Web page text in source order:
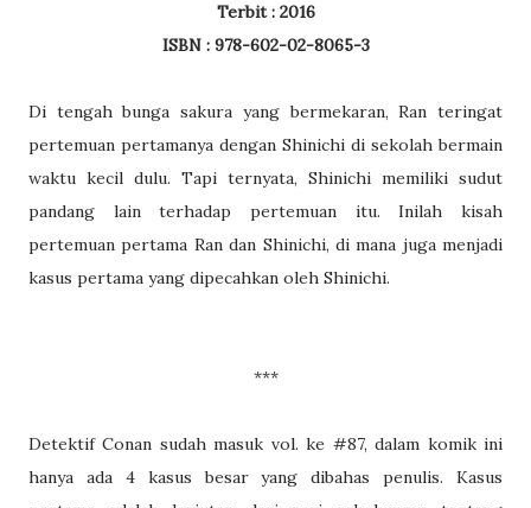
Terbit : 2016
ISBN : 978-602-02-8065-3
Di tengah bunga sakura yang bermekaran, Ran teringat
pertemuan pertamanya dengan Shinichi di sekolah bermain
waktu kecil dulu. Tapi ternyata, Shinichi memiliki sudut
pandang lain terhadap pertemuan itu. Inilah kisah
pertemuan pertama Ran dan Shinichi, di mana juga menjadi
kasus pertama yang dipecahkan oleh Shinichi.
***
Detektif Conan sudah masuk vol. ke #87, dalam komik ini
hanya ada 4 kasus besar yang dibahas penulis. Kasus